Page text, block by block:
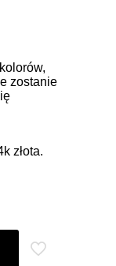
zostanie
złota.